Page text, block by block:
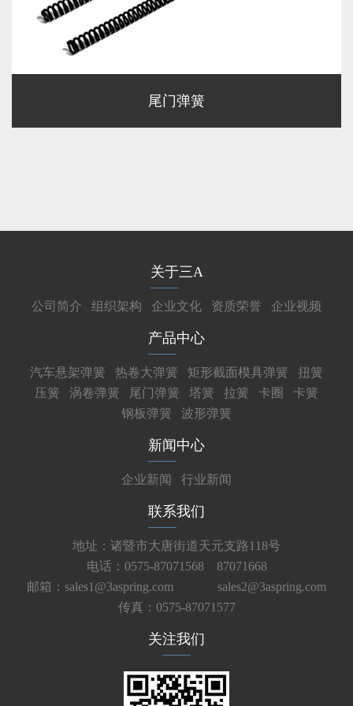
尾门弹簧
关于三A
公司简介 组织架构 企业文化 资质荣誉 企业视频
产品中心
汽车悬架弹簧 热卷大弹簧 矩形截面模具弹簧
扭簧
压簧
涡卷弹簧 尾门弹簧 塔簧 拉簧 卡圈
卡簧
钢板弹簧
波形弹簧
新闻中心
企业新闻 行业新闻
联系我们
地址：诸暨市大唐街道天元支路118号
电话：0575-87071568 87071668
邮箱：sales1@3aspring.com
sales2@3aspring.com
传真：0575-87071577
关注我们